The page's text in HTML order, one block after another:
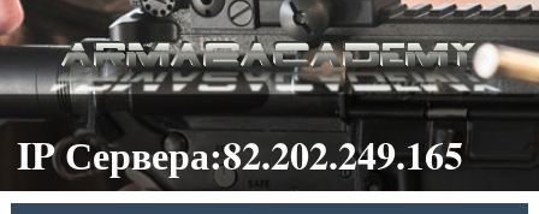
IP Сервера:82.202.249.165